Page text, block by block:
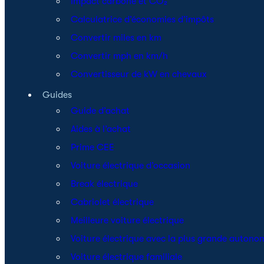
Calculatrice d’économies d’impôts
Convertir miles en km
Convertir mph en km/h
Convertisseur de kW en chevaux
Guides
Guide d’achat
Aides à l’achat
Prime CEE
Voiture électrique d’occasion
Break électrique
Cabriolet électrique
Meilleure voiture électrique
Voiture électrique avec la plus grande
Voiture électrique familiale